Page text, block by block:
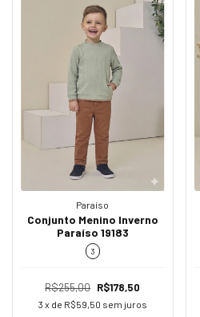
Paraíso
Conjunto Menino Inverno
Paraíso 19183
3
R$255,00 R$178,50
3 x de R$59,50 sem juros